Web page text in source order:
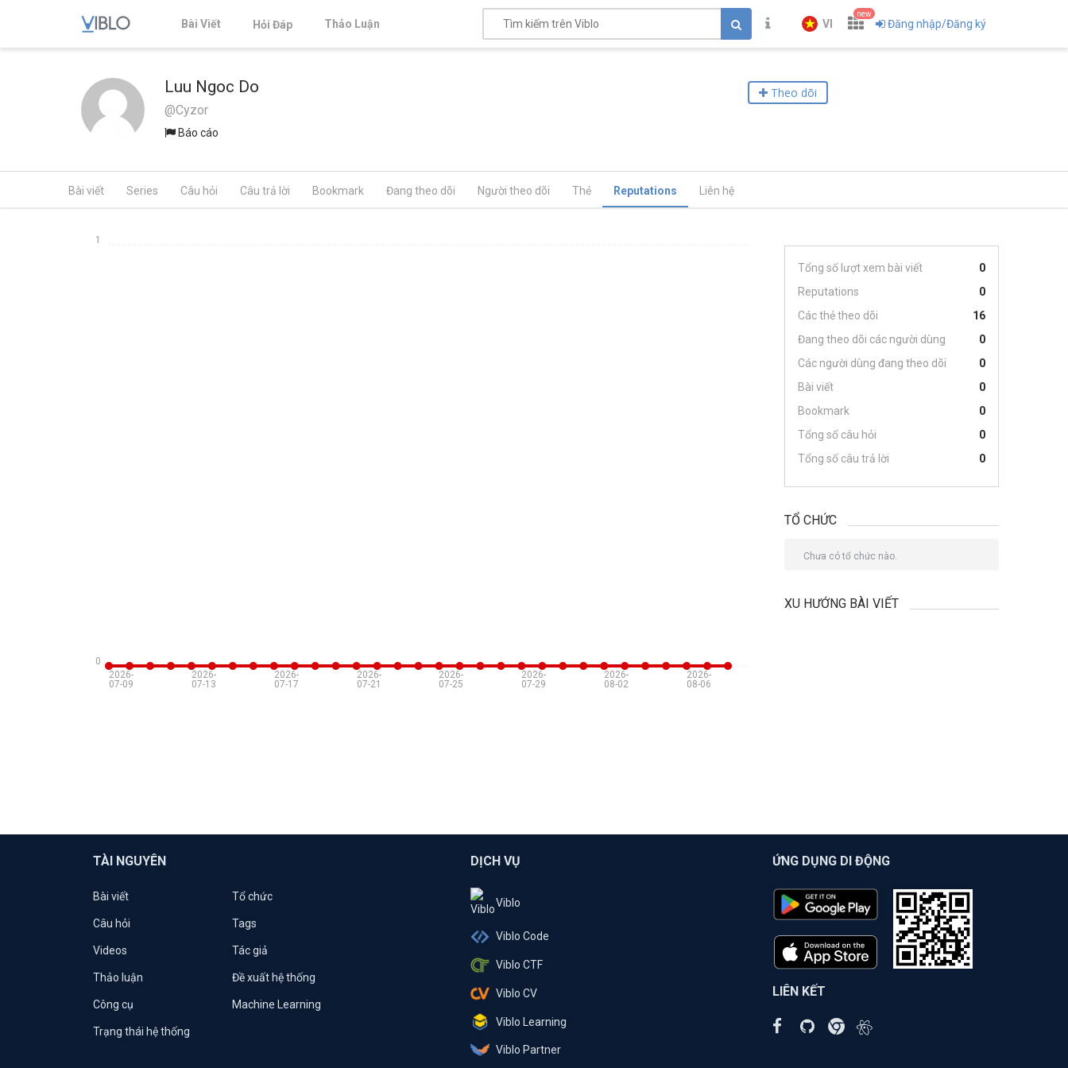
Bài Viết Hỏi Đáp Thảo Luận VI
new
Đăng nhập/Đăng ký
Luu Ngoc Do
@Cyzor
Báo cáo
Theo dõi
Bài viết Series Câu hỏi Câu trả lời Bookmark Đang theo dõi Người theo dõi Thẻ Reputations Liên hệ
2026-
07-09
2026-
07-13
2026-
07-17
2026-
07-21
2026-
07-25
2026-
07-29
2026-
08-02
2026-
08-06
0
1
Tổng số lượt xem bài viết
0
Reputations
0
Các thẻ theo dõi
16
Đang theo dõi các người dùng
0
Các người dùng đang theo dõi
0
Bài viết
0
Bookmark
0
Tổng số câu hỏi
0
Tổng số câu trả lời
0
TỔ CHỨC
Chưa có tổ chức nào.
XU HƯỚNG BÀI VIẾT
TÀI NGUYÊN
Bài viết Tổ chức
Câu hỏi Tags
Videos Tác giả
Thảo luận Đề xuất hệ thống
Công cụ Machine Learning
Trạng thái hệ thống
DỊCH VỤ
Viblo
Viblo Code
Viblo CTF
Viblo CV
Viblo Learning
Viblo Partner
ỨNG DỤNG DI ĐỘNG
LIÊN KẾT